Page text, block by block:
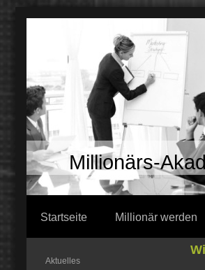
Millionärs-
Startseite Millionär werden
Aktuelles